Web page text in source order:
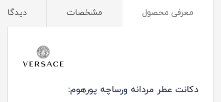
معرفی محصول مشخصات
دکانت عطر مردانه ورساچه پورهوم: